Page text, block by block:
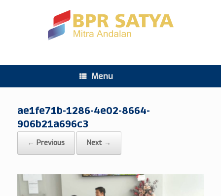
Menu
ae1fe71b-1286-4e02-8664-
906b21a696c3
← Previous Next →